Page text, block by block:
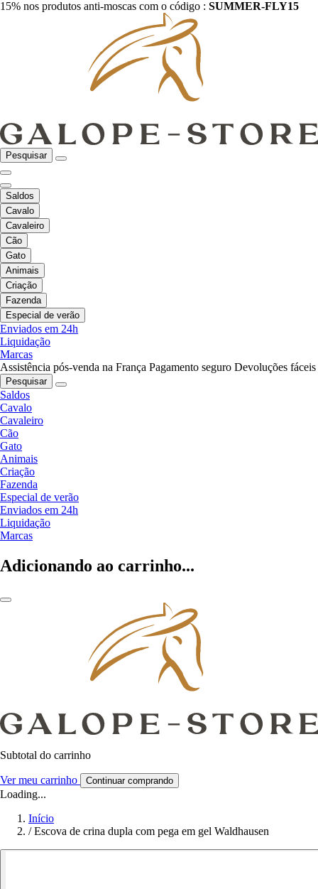
15% nos produtos anti-moscas com o código : SUMMER-FLY15
Pesquisar
Saldos
Cavalo
Cavaleiro
Cão
Gato
Animais
Criação
Fazenda
Especial de verão
Enviados em 24h
Liquidação
Marcas
Assistência pós-venda na França Pagamento seguro Devoluções fáceis
Pesquisar
Saldos
Cavalo
Cavaleiro
Cão
Gato
Animais
Criação
Fazenda
Especial de verão
Enviados em 24h
Liquidação
Marcas
Adicionando ao carrinho...
Subtotal do carrinho
Ver meu carrinho Continuar comprando
Loading...
Início
/ Escova de crina dupla com pega em gel Waldhausen